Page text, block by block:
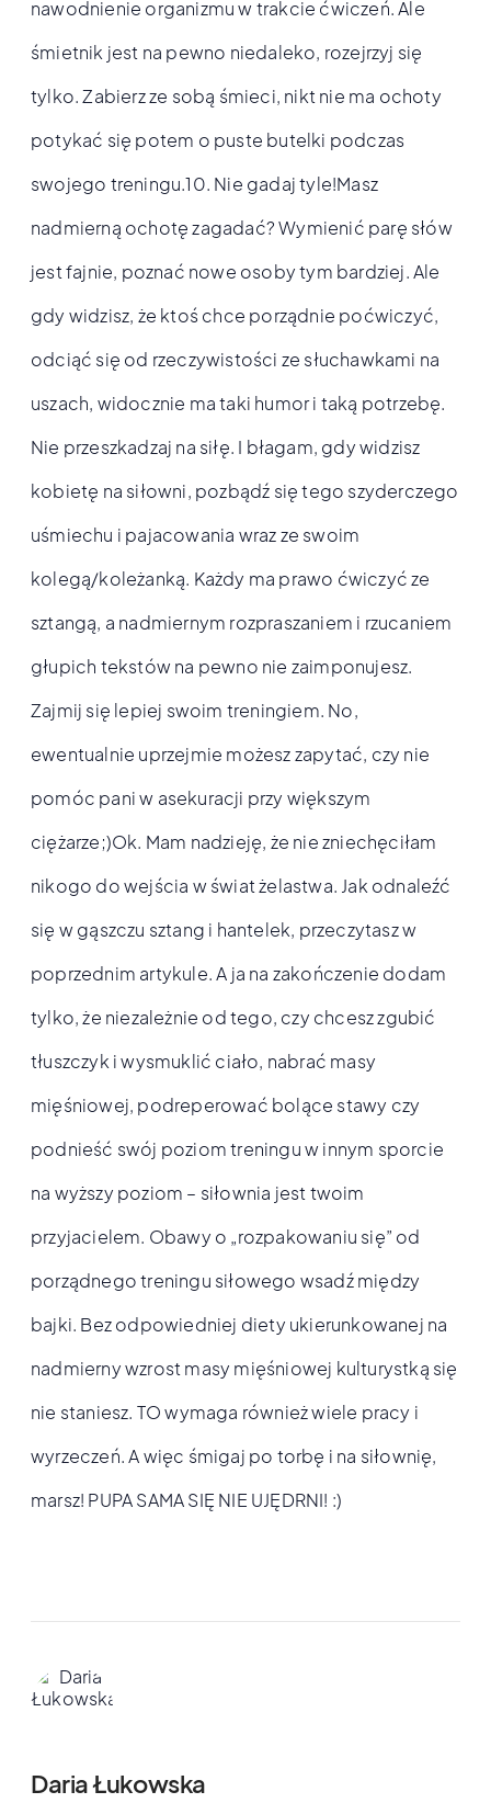
nawodnienie organizmu w trakcie ćwiczeń. Ale
śmietnik jest na pewno niedaleko, rozejrzyj się
tylko. Zabierz ze sobą śmieci, nikt nie ma ochoty
potykać się potem o puste butelki podczas
swojego treningu.10. Nie gadaj tyle!Masz
nadmierną ochotę zagadać? Wymienić parę słów
jest fajnie, poznać nowe osoby tym bardziej. Ale
gdy widzisz, że ktoś chce porządnie poćwiczyć,
odciąć się od rzeczywistości ze słuchawkami na
uszach, widocznie ma taki humor i taką potrzebę.
Nie przeszkadzaj na siłę. I błagam, gdy widzisz
kobietę na siłowni, pozbądź się tego szyderczego
uśmiechu i pajacowania wraz ze swoim
kolegą/koleżanką. Każdy ma prawo ćwiczyć ze
sztangą, a nadmiernym rozpraszaniem i rzucaniem
głupich tekstów na pewno nie zaimponujesz.
Zajmij się lepiej swoim treningiem. No,
ewentualnie uprzejmie możesz zapytać, czy nie
pomóc pani w asekuracji przy większym
ciężarze;)Ok. Mam nadzieję, że nie zniechęciłam
nikogo do wejścia w świat żelastwa. Jak odnaleźć
się w gąszczu sztang i hantelek, przeczytasz w
poprzednim artykule. A ja na zakończenie dodam
tylko, że niezależnie od tego, czy chcesz zgubić
tłuszczyk i wysmuklić ciało, nabrać masy
mięśniowej, podreperować bolące stawy czy
podnieść swój poziom treningu w innym sporcie
na wyższy poziom – siłownia jest twoim
przyjacielem. Obawy o „rozpakowaniu się” od
porządnego treningu siłowego wsadź między
bajki. Bez odpowiedniej diety ukierunkowanej na
nadmierny wzrost masy mięśniowej kulturystką się
nie staniesz. TO wymaga również wiele pracy i
wyrzeczeń. A więc śmigaj po torbę i na siłownię,
marsz! PUPA SAMA SIĘ NIE UJĘDRNI! :)
Daria Łukowska